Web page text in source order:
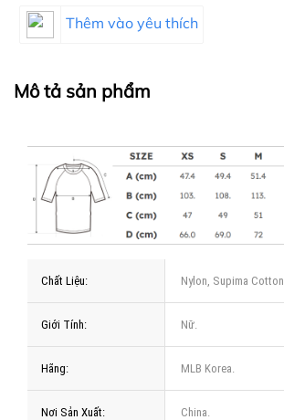
Thêm vào yêu thích
Mô tả sản phẩm
Chất Liệu: Nylon, Supima Cotton.
Giới Tính: Nữ.
Hãng: MLB Korea.
Nơi Sản Xuất: China.